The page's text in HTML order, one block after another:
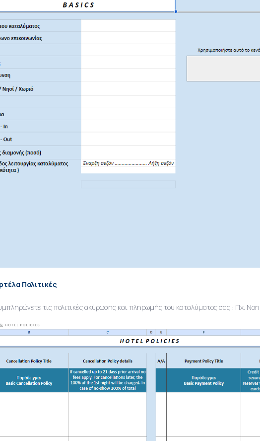
Πολιτικές
τις πολιτικές ακύρωσης και πληρωμής του καταλύματος σας : Πχ.